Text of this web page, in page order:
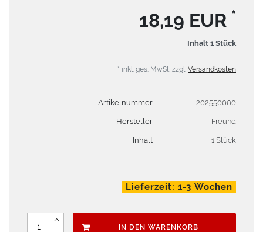
18,19 EUR *
Inhalt 1 Stück
* inkl. ges. MwSt. zzgl. Versandkosten
Artikelnummer 202550000
Hersteller Freund
Inhalt 1 Stück
Lieferzeit: 1-3 Wochen
IN DEN WARENKORB